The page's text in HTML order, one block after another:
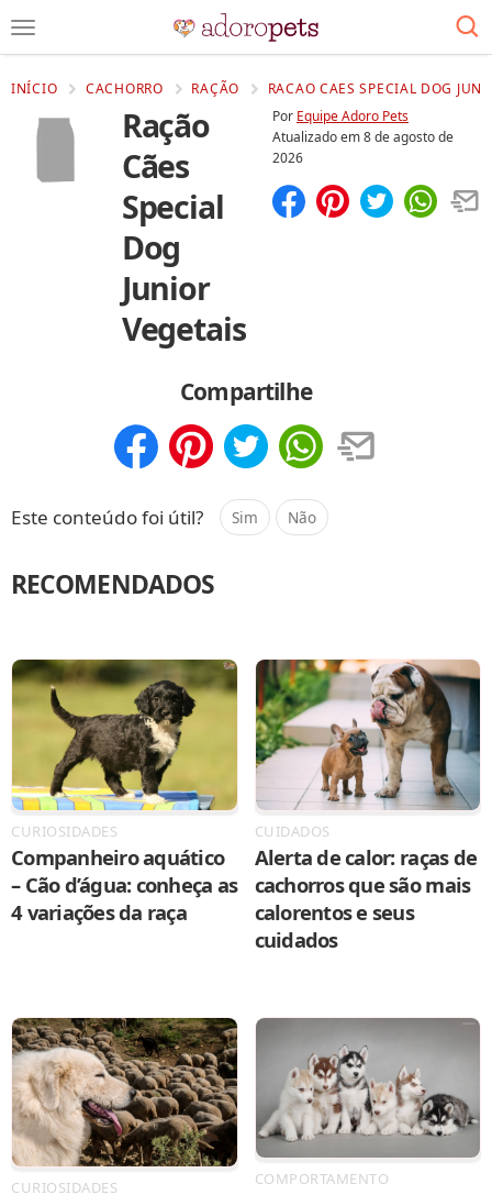
INÍCIO CACHORRO RAÇÃO RACAO CAES SPECIAL DOG
Ração
Cães
Special
Dog
Junior
Vegetais
Por Equipe Adoro Pets
Atualizado em8 de agosto de
2026
Compartilhe
Este conteúdo foi útil? Sim Não
RECOMENDADOS
CURIOSIDADES
Companheiro aquático
– Cão d’água: conheça as
4 variações da raça
CUIDADOS
Alerta de calor: raças de
cachorros que são mais
calorentos e seus
cuidados
CURIOSIDADES COMPORTAMENTO